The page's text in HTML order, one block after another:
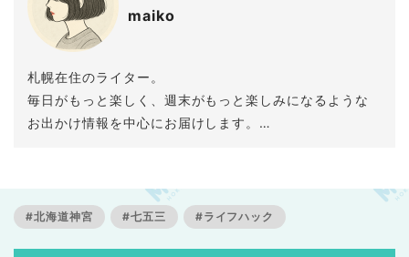
maiko
札幌在住のライター。
毎日がもっと楽しく、週末がもっと楽しみになるような
お出かけ情報を中心にお届けします。
#北海道神宮 #七五三 #ライフハック